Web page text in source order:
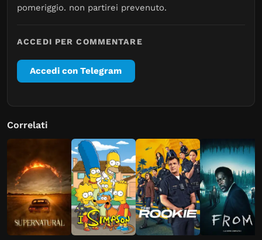
pomeriggio. non partirei prevenuto.
ACCEDI PER COMMENTARE
Accedi con Telegram
Correlati